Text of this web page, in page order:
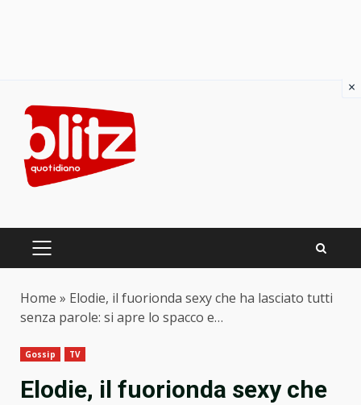
content
PRIMARY
Home » Elodie, il fuorionda sexy che ha lasciato tutti
senza parole: si apre lo spacco e…
Gossip TV
Elodie, il fuorionda sexy che
×